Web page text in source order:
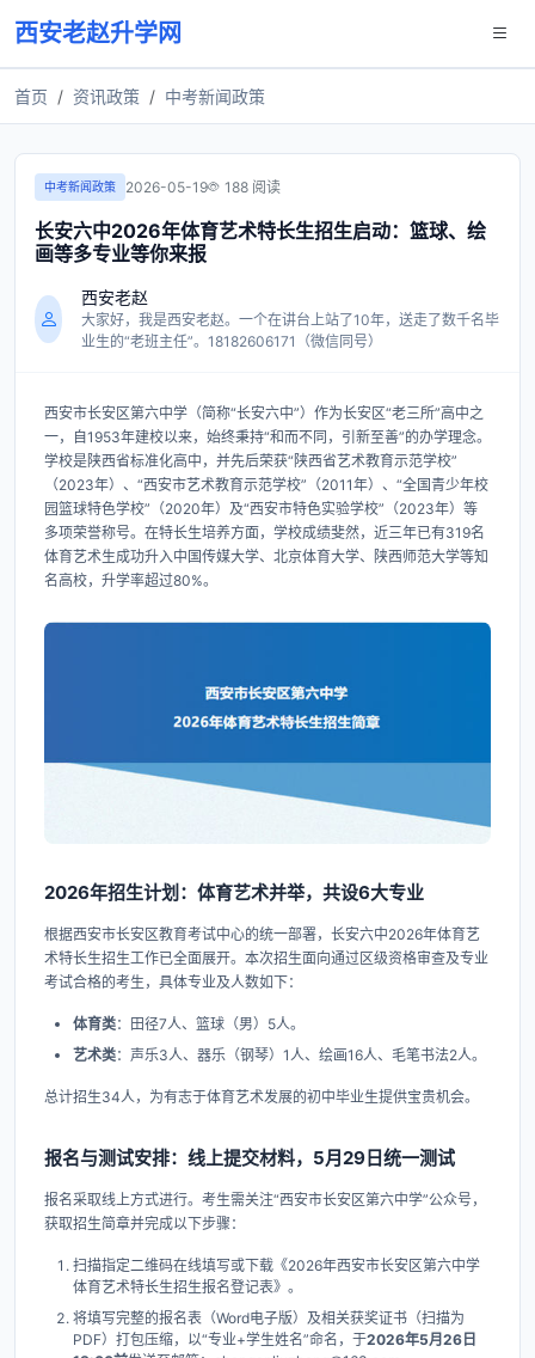
西安老赵升学网
首页 资讯政策 中考新闻政策
中考新闻政策 2026-05-19 188 阅读
长安六中2026年体育艺术特长生招生启动：篮球、绘
画等多专业等你来报
西安老赵
大家好，我是西安老赵。一个在讲台上站了10年，送走了数千名毕
业生的“老班主任”。18182606171（微信同号）
西安市长安区第六中学（简称“长安六中”）作为长安区“老三所”高中之
一，自1953年建校以来，始终秉持“和而不同，引新至善”的办学理念。
学校是陕西省标准化高中，并先后荣获“陕西省艺术教育示范学校”
（2023年）、“西安市艺术教育示范学校”（2011年）、“全国青少年校
园篮球特色学校”（2020年）及“西安市特色实验学校”（2023年）等
多项荣誉称号。在特长生培养方面，学校成绩斐然，近三年已有319名
体育艺术生成功升入中国传媒大学、北京体育大学、陕西师范大学等知
名高校，升学率超过80%。
2026年招生计划：体育艺术并举，共设6大专业
根据西安市长安区教育考试中心的统一部署，长安六中2026年体育艺
术特长生招生工作已全面展开。本次招生面向通过区级资格审查及专业
考试合格的考生，具体专业及人数如下：
体育类：田径7人、篮球（男）5人。
艺术类：声乐3人、器乐（钢琴）1人、绘画16人、毛笔书法2人。
总计招生34人，为有志于体育艺术发展的初中毕业生提供宝贵机会。
报名与测试安排：线上提交材料，5月29日统一测试
报名采取线上方式进行。考生需关注“西安市长安区第六中学”公众号，
获取招生简章并完成以下步骤：
扫描指定二维码在线填写或下载《2026年西安市长安区第六中学
体育艺术特长生招生报名登记表》。
将填写完整的报名表（Word电子版）及相关获奖证书（扫描为
PDF）打包压缩，以“专业+学生姓名”命名，于2026年5月26日